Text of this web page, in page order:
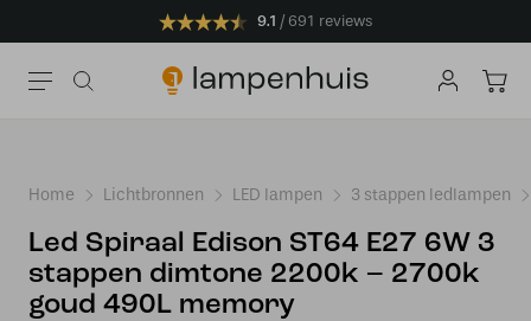
9.1 691 reviews
Home Lichtbronnen LED lampen 3 stappen ledlampen
Led Spiraal Edison ST64 E27 6W 3
stappen dimtone 2200k – 2700k
goud 490L memory